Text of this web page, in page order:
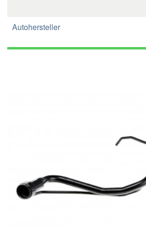
Autohersteller